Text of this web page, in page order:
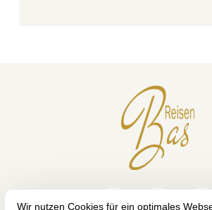
  